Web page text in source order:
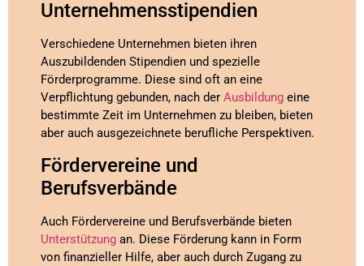
Unternehmensstipendien
Verschiedene Unternehmen bieten ihren
Auszubildenden Stipendien und spezielle
Förderprogramme. Diese sind oft an eine
Verpflichtung gebunden, nach der Ausbildung eine
bestimmte Zeit im Unternehmen zu bleiben, bieten
aber auch ausgezeichnete berufliche Perspektiven.
Fördervereine und
Berufsverbände
Auch Fördervereine und Berufsverbände bieten
Unterstützung an. Diese Förderung kann in Form
von finanzieller Hilfe, aber auch durch Zugang zu